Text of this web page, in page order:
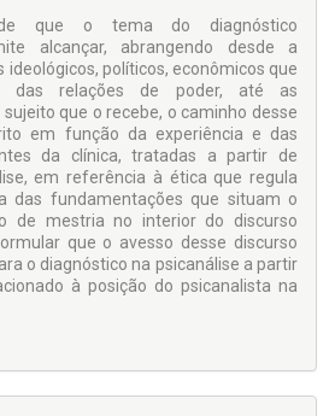
que o tema do diagnóstico
alcançar, abrangendo desde a
ideológicos, políticos, econômicos que
das relações de poder, até as
que o recebe, o caminho desse
em função da experiência e das
da clínica, tratadas a partir de
em referência à ética que regula
das fundamentações que situam o
de mestria no interior do discurso
que o avesso desse discurso
o diagnóstico na psicanálise a partir
à posição do psicanalista na